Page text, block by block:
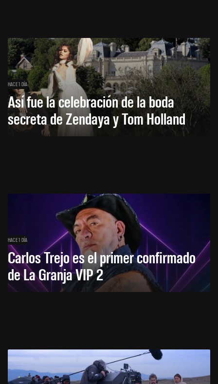
HACE 1 DÍA
Así fue la celebración de la boda
secreta de Zendaya y Tom Holland
HACE 1 DÍA
Carlos Trejo es el primer confirmado
de La Granja VIP 2